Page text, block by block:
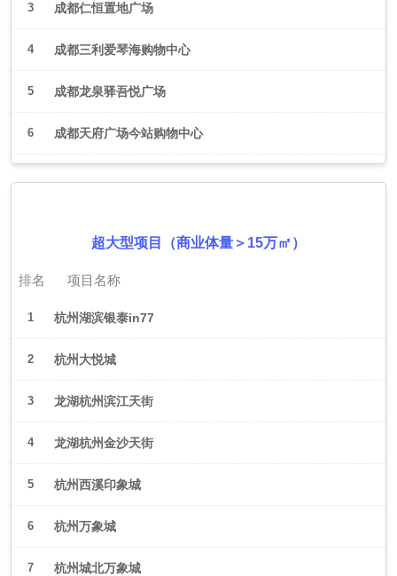
3 成都仁恒置地广场
4 成都三利爱琴海购物中心
5 成都龙泉驿吾悦广场
6 成都天府广场今站购物中心
超大型项目（商业体量＞15万㎡）
排名 项目名称
1 杭州湖滨银泰in77
2 杭州大悦城
3 龙湖杭州滨江天街
4 龙湖杭州金沙天街
5 杭州西溪印象城
6 杭州万象城
7 杭州城北万象城